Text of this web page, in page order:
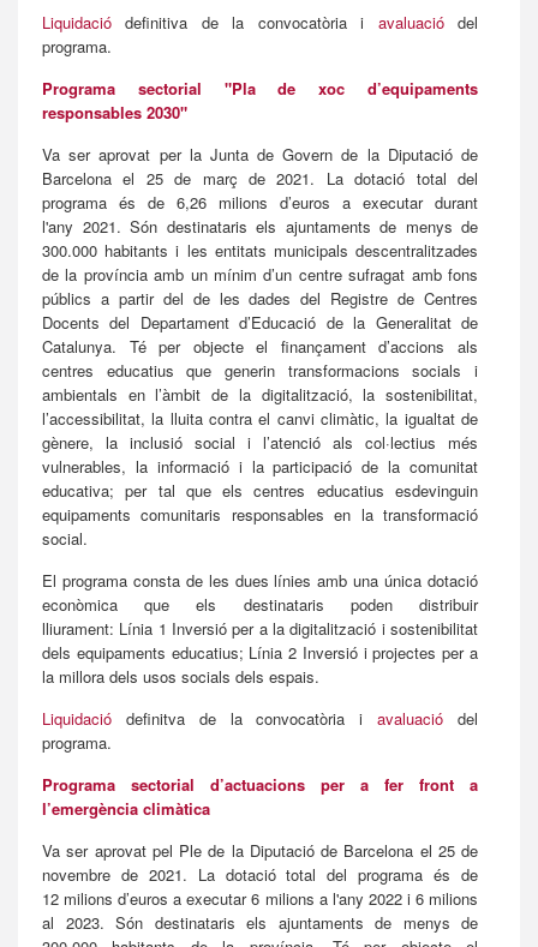
Liquidació definitiva de la convocatòria i avaluaciódel
programa.
Programa sectorial "Pla de xoc d’equipaments
responsables 2030"
Va ser aprovat per la Junta de Govern de la Diputació de
Barcelona el 25 de març de 2021. La dotació total del
programa és de 6,26 milions d’euros a executar durant
l'any 2021. Són destinataris els ajuntaments de menys de
300.000 habitants i les entitats municipals descentralitzades
de la província amb un mínim d’un centre sufragat amb fons
públics a partir del de les dades del Registre de Centres
Docents del Departament d’Educació de la Generalitat de
Catalunya. Té per objecte el finançament d’accions als
centres educatius que generin transformacions socials i
ambientals en l’àmbit de la digitalització, la sostenibilitat,
l’accessibilitat, la lluita contra el canvi climàtic, la igualtat de
gènere, la inclusió social i l’atenció als col·lectius més
vulnerables, la informació i la participació de la comunitat
educativa; per tal que els centres educatius esdevinguin
equipaments comunitaris responsables en la transformació
social.
El programa consta de les dues línies amb una única dotació
econòmica que els destinataris poden distribuir
lliurament: Línia 1 Inversió per a la digitalització i sostenibilitat
dels equipaments educatius; Línia 2 Inversió i projectes per a
la millora dels usos socials dels espais.
Liquidació definitva de la convocatòria iavaluació del
programa.
Programa sectorial d’actuacions per a fer front a
l’emergència climàtica
Va ser aprovat pel Ple de la Diputació de Barcelona el 25 de
novembre de 2021. La dotació total del programa és de
12 milions d’euros a executar 6 milions a l'any 2022 i 6 milions
al 2023. Són destinataris els ajuntaments de menys de